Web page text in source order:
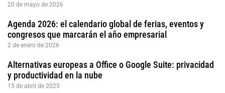
20 de mayo de 2026
Agenda 2026: el calendario global de ferias, eventos y
congresos que marcarán el año empresarial
2 de enero de 2026
Alternativas europeas a Office o Google Suite: privacidad
y productividad en la nube
15 de abril de 2025